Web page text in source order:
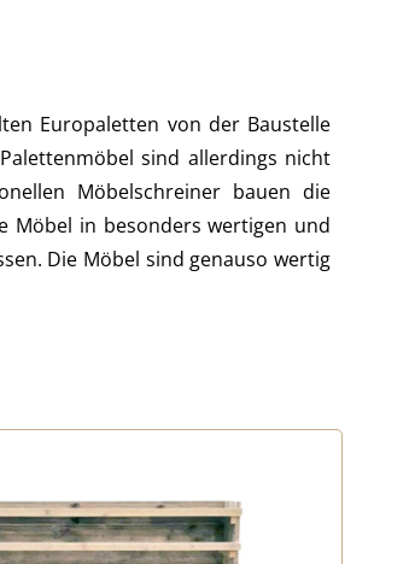
Europaletten von der Baustelle
sind allerdings nicht
Möbelschreiner bauen die
Möbel in besonders wertigen und
Die Möbel sind genauso wertig